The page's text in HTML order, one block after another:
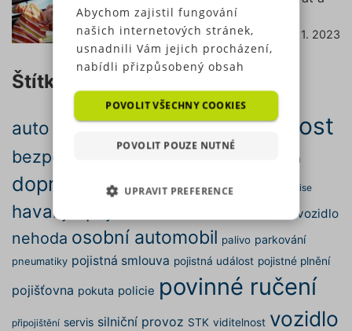
jak vybrat ten správný?
číst dále 7. 11. 2023
Štítky
auto bezpečnost
bezpečná jízda doprava
dopravní nehoda dálnice elektromobil emise
havarijní pojištění motorové vozidlo
nehoda osobní automobil palivo parkování
pneumatiky pojistná smlouva pojistná událost pojistné plnění
pojišťovna pokuta policie povinné ručení
připojištění servis silniční provoz STK viditelnost vozidlo
Abychom zajistil fungování
našich internetových stránek,
usnadnili Vám jejich procházení,
nabídli přizpůsobený obsah
analyzovat návštěvnost,
využíváme soubory cookies,
které sdílíme se svými partnery
(výkonové soubory, soubory
nezařazené soubory) můžeme
využívat pouze s Vaším
předchozím souhlasem, který
můžete udělit zaškrtnutím
políčka u příslušného druhu
cookies pod tlačítkem „Upravit
POVOLIT VŠECHNY COOKIES
POVOLIT POUZE NUTNÉ
UPRAVIT PREFERENCE
NEZBYTNĚ NUTNÉ SOUBORY
VÝKONOVÉ SOUBORY
SOUBORY CÍLENÍ